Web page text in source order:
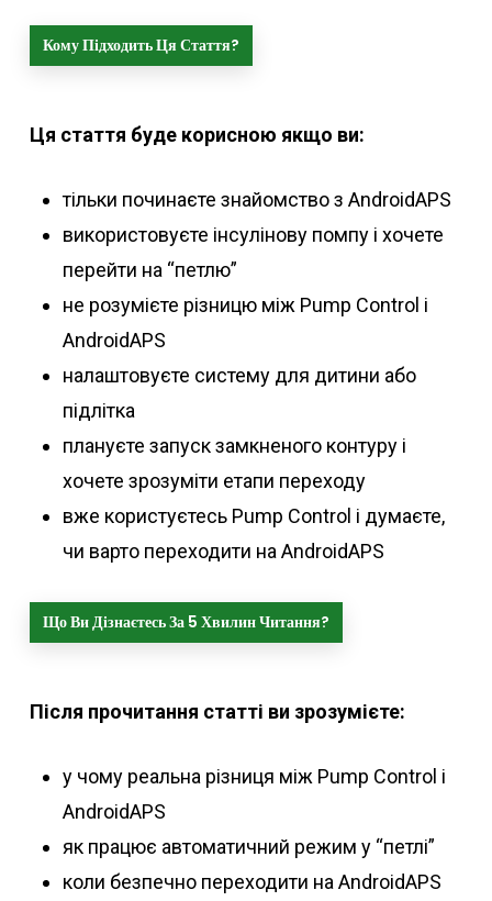
Кому Підходить Ця Стаття?
Ця стаття буде корисною якщо ви:
тільки починаєте знайомство з AndroidAPS
використовуєте інсулінову помпу і хочете
перейти на “петлю”
не розумієте різницю між Pump Control і
AndroidAPS
налаштовуєте систему для дитини або
підлітка
плануєте запуск замкненого контуру і
хочете зрозуміти етапи переходу
вже користуєтесь Pump Control і думаєте,
чи варто переходити на AndroidAPS
Що Ви Дізнаєтесь За 5 Хвилин Читання?
Після прочитання статті ви зрозумієте:
у чому реальна різниця між Pump Control і
AndroidAPS
як працює автоматичний режим у “петлі”
коли безпечно переходити на AndroidAPS